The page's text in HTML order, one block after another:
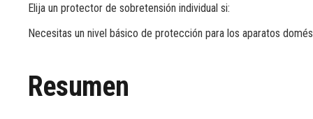
Elija un protector de sobretensión individual si:
Necesitas un nivel básico de protección para los aparatos
Resumen